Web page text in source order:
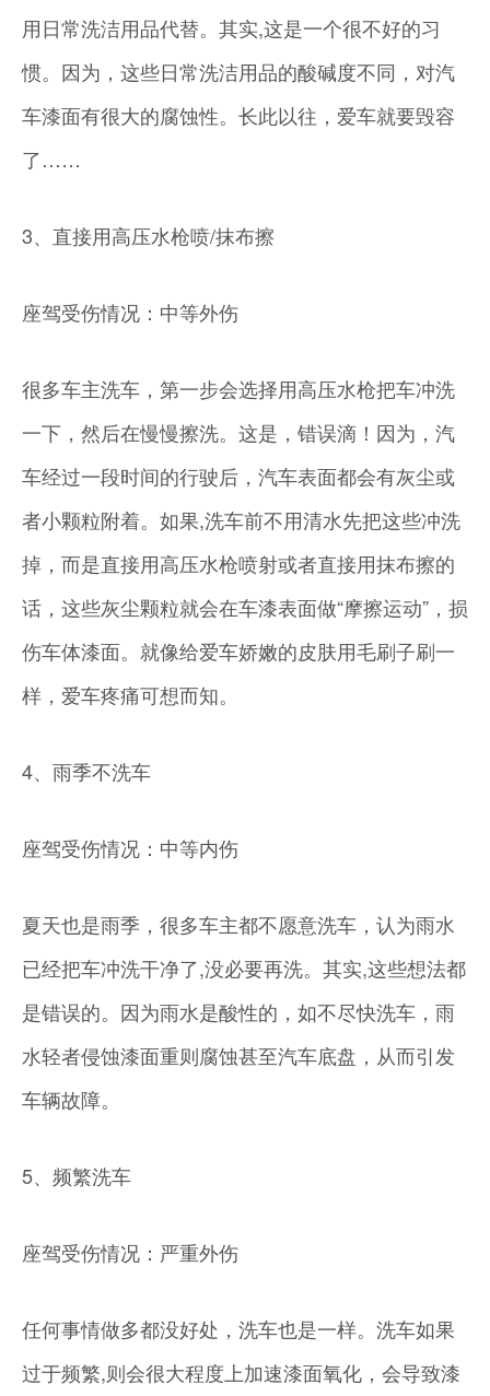
用日常洗洁用品代替。其实,这是一个很不好的习
惯。因为，这些日常洗洁用品的酸碱度不同，对汽
车漆面有很大的腐蚀性。长此以往，爱车就要毁容
了……
3、直接用高压水枪喷/抹布擦
座驾受伤情况：中等外伤
很多车主洗车，第一步会选择用高压水枪把车冲洗
一下，然后在慢慢擦洗。这是，错误滴！因为，汽
车经过一段时间的行驶后，汽车表面都会有灰尘或
者小颗粒附着。如果,洗车前不用清水先把这些冲洗
掉，而是直接用高压水枪喷射或者直接用抹布擦的
话，这些灰尘颗粒就会在车漆表面做“摩擦运动”，损
伤车体漆面。就像给爱车娇嫩的皮肤用毛刷子刷一
样，爱车疼痛可想而知。
4、雨季不洗车
座驾受伤情况：中等内伤
夏天也是雨季，很多车主都不愿意洗车，认为雨水
已经把车冲洗干净了,没必要再洗。其实,这些想法都
是错误的。因为雨水是酸性的，如不尽快洗车，雨
水轻者侵蚀漆面重则腐蚀甚至汽车底盘，从而引发
车辆故障。
5、频繁洗车
座驾受伤情况：严重外伤
任何事情做多都没好处，洗车也是一样。洗车如果
过于频繁,则会很大程度上加速漆面氧化，会导致漆